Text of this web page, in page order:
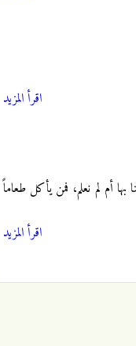
اقرأ المزيد
أم لم نعلم، فمن يأكل طعاماً
اقرأ المزيد